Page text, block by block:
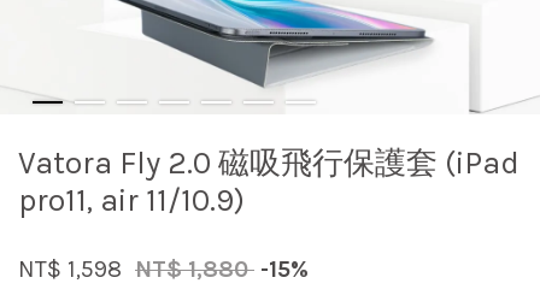
Vatora Fly 2.0 磁吸飛行保護套 (iPad
pro11, air 11/10.9)
NT$ 1,598 NT$ 1,880 -15%